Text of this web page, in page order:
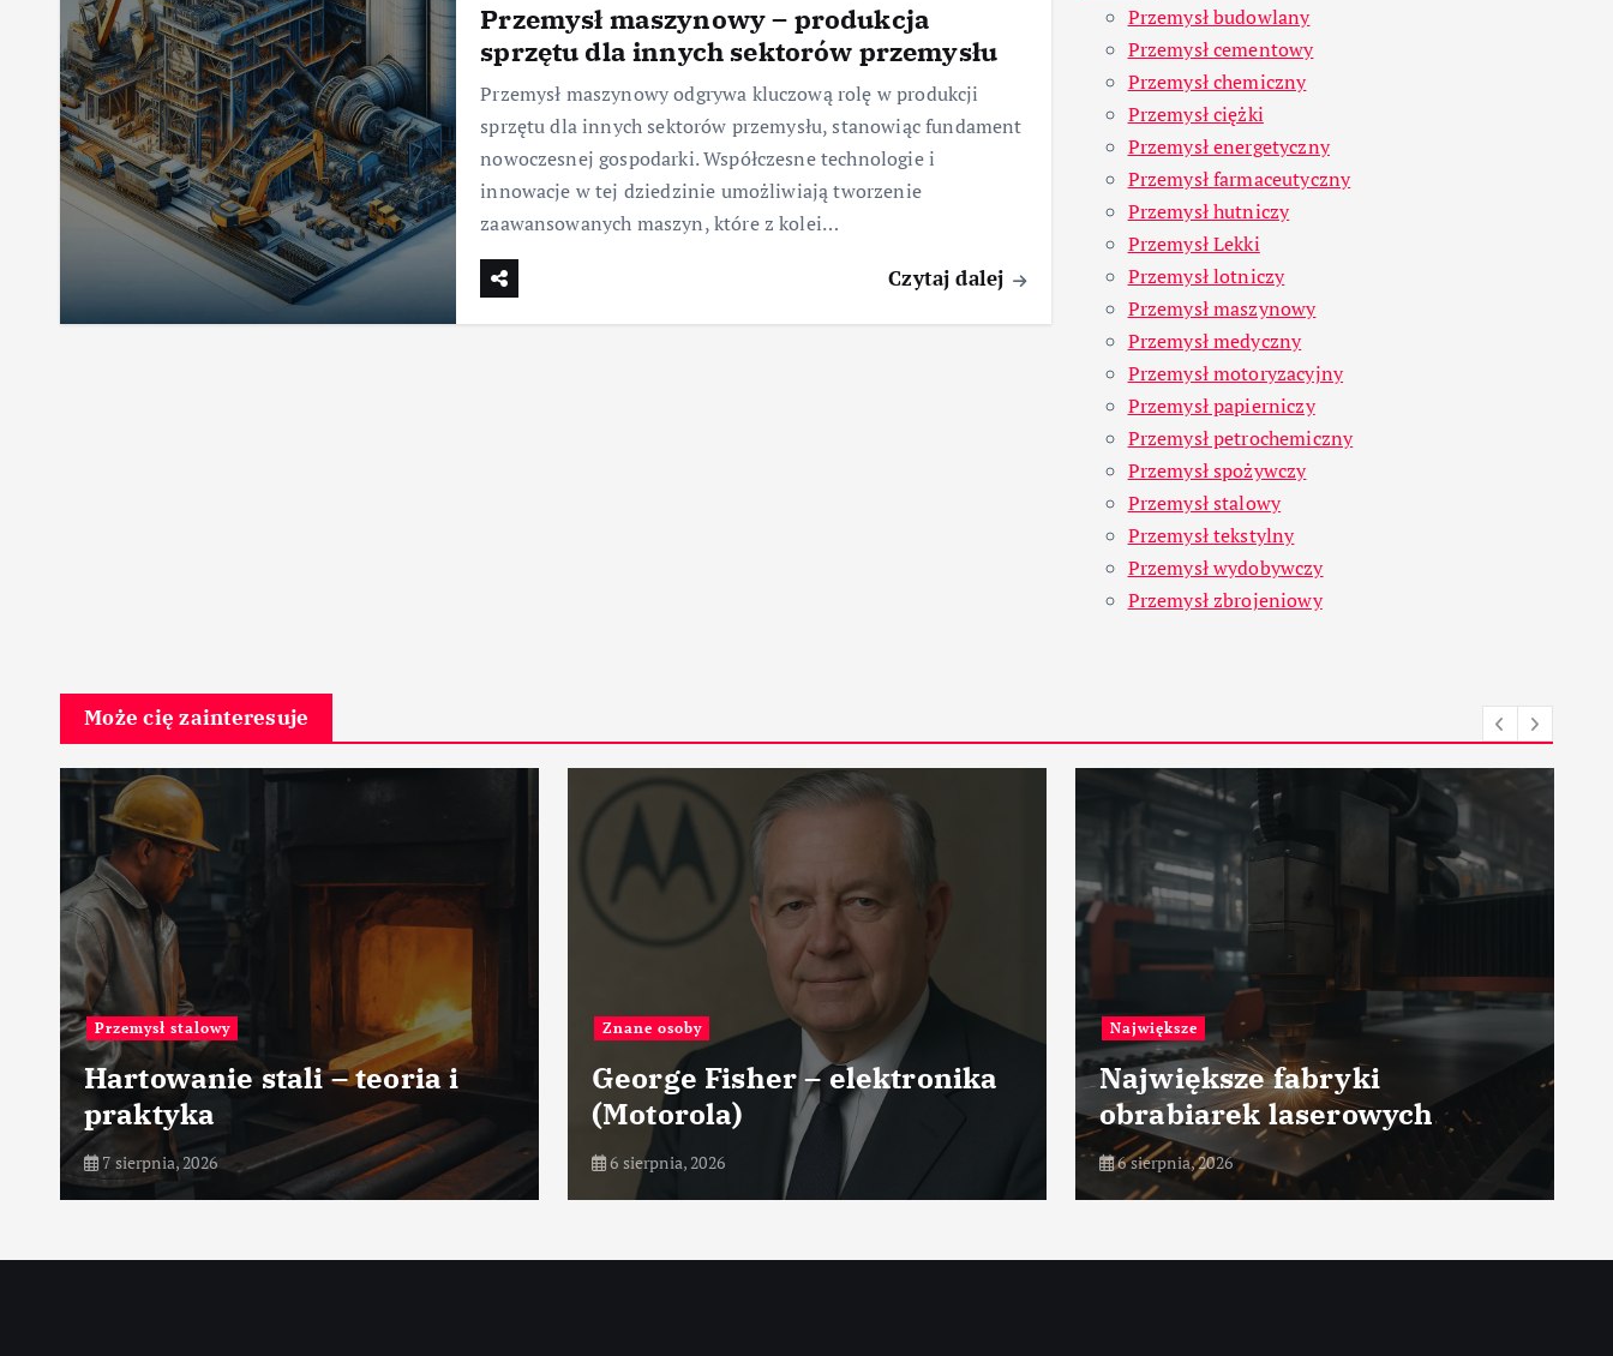
Przemysł maszynowy – produkcja
sprzętu dla innych sektorów przemysłu
Przemysł maszynowy odgrywa kluczową rolę w produkcji
sprzętu dla innych sektorów przemysłu, stanowiąc fundament
nowoczesnej gospodarki. Współczesne technologie i
innowacje w tej dziedzinie umożliwiają tworzenie
zaawansowanych maszyn, które z kolei…
Czytaj dalej
Przemysł budowlany
Przemysł cementowy
Przemysł chemiczny
Przemysł ciężki
Przemysł energetyczny
Przemysł farmaceutyczny
Przemysł hutniczy
Przemysł Lekki
Przemysł lotniczy
Przemysł maszynowy
Przemysł medyczny
Przemysł motoryzacyjny
Przemysł papierniczy
Przemysł petrochemiczny
Przemysł spożywczy
Przemysł stalowy
Przemysł tekstylny
Przemysł wydobywczy
Przemysł zbrojeniowy
Może cię zainteresuje
Znane osoby
George Fisher – elektronika
(Motorola)
6 sierpnia, 2026
Największe
Największe fabryki
obrabiarek laserowych
6 sierpnia, 2026
Przemysł petrochemiczny
Zarządzanie ryzykiem
procesowym
6 sierpnia, 2026